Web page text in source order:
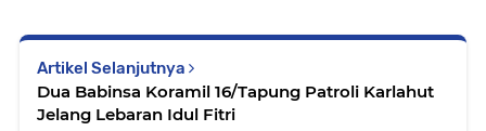
Artikel Selanjutnya
Dua Babinsa Koramil 16/Tapung Patroli Karlahut
Jelang Lebaran Idul Fitri